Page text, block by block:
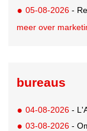
05-08-2026 -
meer over
bureaus
04-08-2026 -
03-08-2026 -